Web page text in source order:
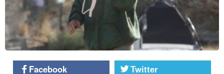
Facebook
Twitter